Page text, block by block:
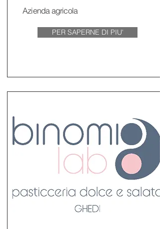
Azienda agricola
PER SAPERNE DI PIU'